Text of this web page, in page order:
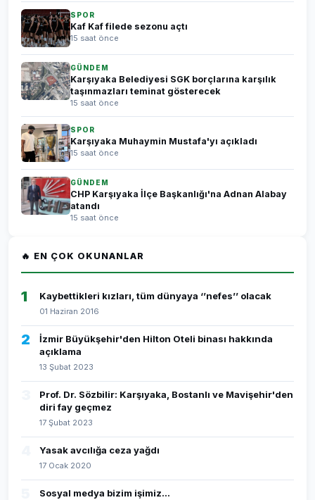
SPOR
Kaf Kaf filede sezonu açtı
15 saat önce
GÜNDEM
Karşıyaka Belediyesi SGK borçlarına karşılık
taşınmazları teminat gösterecek
15 saat önce
SPOR
Karşıyaka Muhaymin Mustafa'yı açıkladı
15 saat önce
GÜNDEM
CHP Karşıyaka İlçe Başkanlığı'na Adnan Alabay
atandı
15 saat önce
🔥 EN ÇOK OKUNANLAR
1 Kaybettikleri kızları, tüm dünyaya ‘’nefes’’ olacak
01 Haziran 2016
2
İzmir Büyükşehir'den Hilton Oteli binası hakkında
açıklama
13 Şubat 2023
Prof. Dr. Sözbilir: Karşıyaka, Bostanlı ve Mavişehir'den
diri fay geçmez
17 Şubat 2023
Yasak avcılığa ceza yağdı
17 Ocak 2020
Sosyal medya bizim işimiz...